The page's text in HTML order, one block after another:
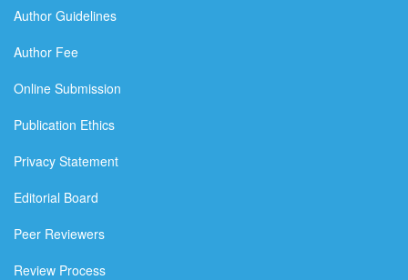
Author Guidelines
Author Fee
Online Submission
Publication Ethics
Privacy Statement
Editorial Board
Peer Reviewers
Review Process